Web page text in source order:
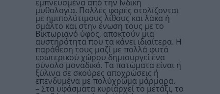
εμπνευσμένα από την Ινδική
μυθολογία. Πολλές φορές στολίζονται
με ημιπολύτιμους λίθους και λάκα ή
σμάλτο και στην ένωση τους με το
Βικτωριανό ύφος, αποκτούν μια
αυστηρότητα που τα κάνει ιδιαίτερα. Η
παράθεση τους μαζί με πολλά φυτά
εσωτερικού χώρου δημιουργεί ένα
σύνολο μοναδικό. Τα πατώματα είναι ή
ξύλινα σε σκούρες αποχρώσεις ή
επενδυμένα με πολύχρωμα μάρμαρα.
– Στα υφάσματα κυριαρχεί το μετάξι, το